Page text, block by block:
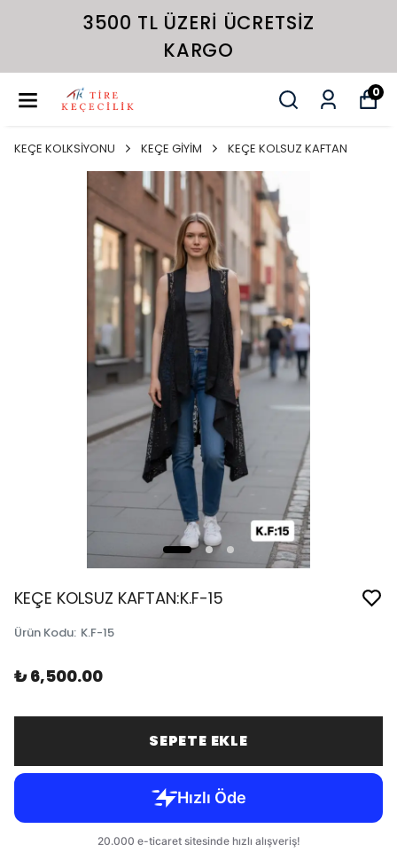
3500 TL ÜZERI ÜCRETSIZ
KARGO
0
KEÇE KOLKSİYONU KEÇE GİYİM KEÇE KOLSUZ KAFTAN
KEÇE KOLSUZ KAFTAN:K.F-15
Ürün Kodu: K.F-15
₺ 6,500.00
SEPETE EKLE